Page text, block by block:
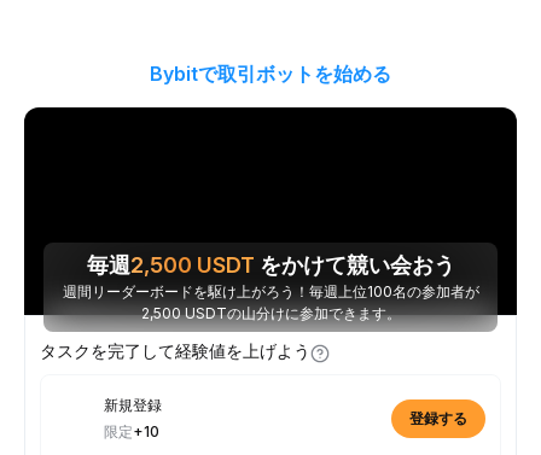
Bybitで取引ボットを始める
毎週2,500 USDT をかけて競い会おう
週間リーダーボードを駆け上がろう！毎週上位100名の参加者が
2,500 USDTの山分けに参加できます。
タスクを完了して経験値を上げよう
新規登録
限定+10
登録する